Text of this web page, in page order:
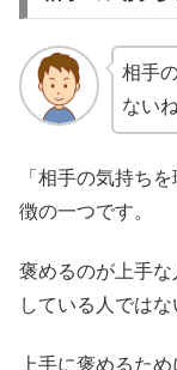
相手
ないね
「相手の気持ち
徴の一つです。
褒めるのが上手
している人では
上手に褒めるた